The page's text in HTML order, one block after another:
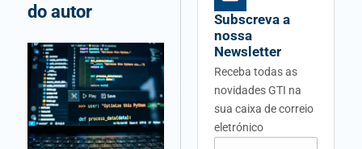
do autor
Subscreva a
nossa
Newsletter
Receba todas as
novidades GTI na
sua caixa de correio
eletrónico